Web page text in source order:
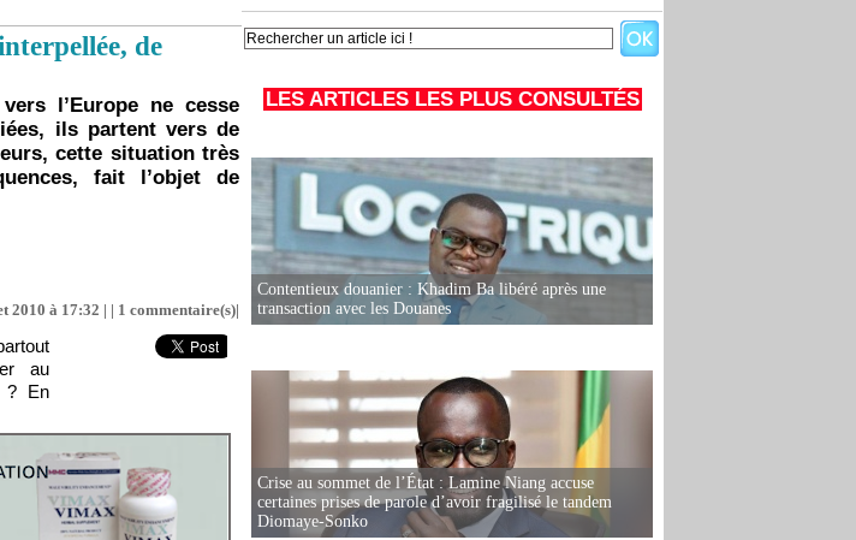
de
l’Europe ne cesse
ils partent vers de
cette situation très
fait l’objet de
2010 à 17:32 | | 1 commentaire(s)|
au
? En
LES ARTICLES LES PLUS CONSULTÉS
Contentieux douanier : Khadim Ba libéré après une
transaction avec les Douanes
Crise au sommet de l’État : Lamine Niang accuse
certaines prises de parole d’avoir fragilisé le tandem
Diomaye-Sonko